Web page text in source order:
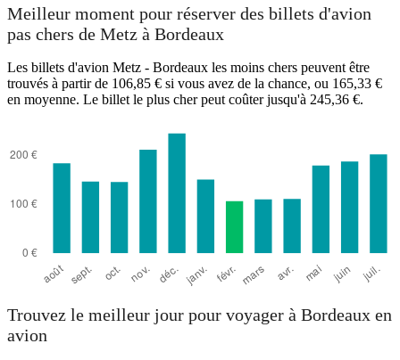
Bordeaux
Meilleur moment pour réserver des billets d'avion
pas chers de Metz à Bordeaux
Les billets d'avion Metz - Bordeaux les moins chers peuvent être
trouvés à partir de 106,85 € si vous avez de la chance, ou 165,33 €
en moyenne. Le billet le plus cher peut coûter jusqu'à 245,36 €.
Trouvez le meilleur jour pour voyager à Bordeaux en
avion